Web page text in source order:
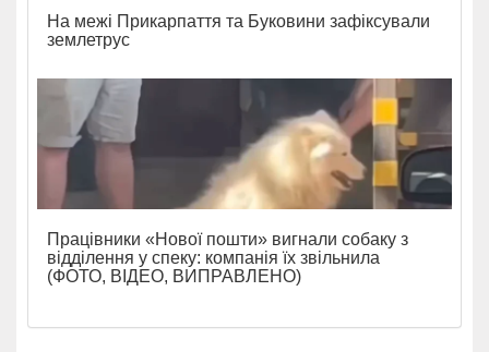
На межі Прикарпаття та Буковини зафіксували
землетрус
Працівники «Нової пошти» вигнали собаку з
відділення у спеку: компанія їх звільнила
(ФОТО, ВІДЕО, ВИПРАВЛЕНО)